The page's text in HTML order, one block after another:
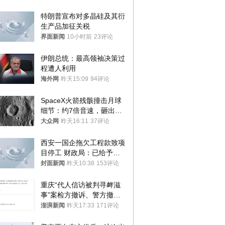
特朗普宣布对多晶硅及其衍
生产品加征关税
界面新闻 10小时前 23评论
伊朗总统：最高领袖决策过
程遭人利用
海外网 昨天15:09 94评论
SpaceX火箭残骸撞击月球
细节：约7倍音速，砸出直
径约30米撞击坑
大众网 昨天16:11 37评论
西安一国企拖欠工程款致项
目停工 财政局：已给予处
分，正督促整改
封面新闻 昨天10:38 153评论
重庆“代人信访被判寻衅滋
事”案检方撤诉、警方撤
案，两被告人获国赔
澎湃新闻 昨天17:33 171评论